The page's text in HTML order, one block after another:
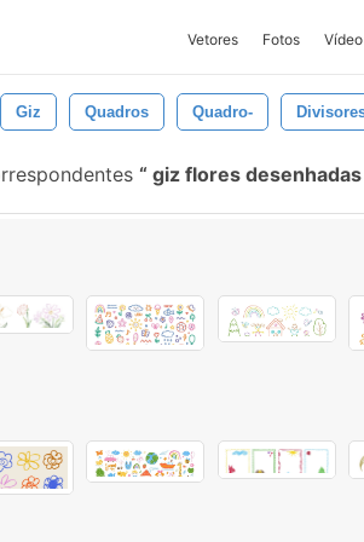
Vetores Fotos Vídeo
Giz Quadros Quadro-
giz flores desenhadas